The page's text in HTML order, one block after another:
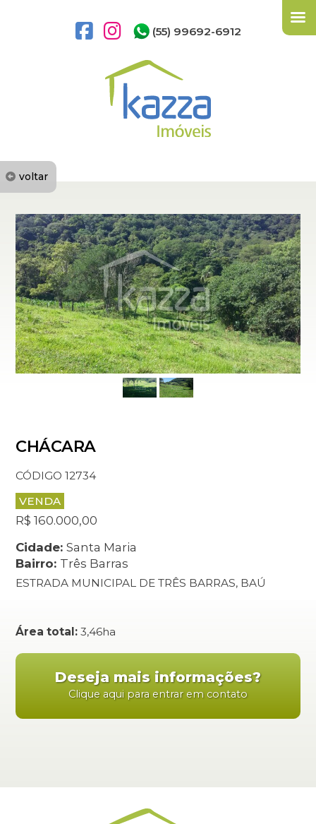
(55) 99692-6912
voltar
CHÁCARA
CÓDIGO 12734
VENDA
R$ 160.000,00
Cidade:Santa Maria
Bairro: Três Barras
ESTRADA MUNICIPAL DE TRÊS BARRAS, BAÚ
Área total:3,46ha
Deseja mais informações?
Clique aqui para entrar em contato